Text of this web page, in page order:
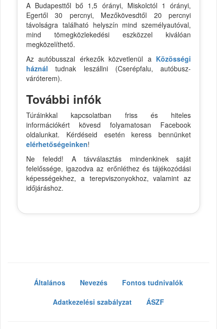
A Budapesttől bő 1,5 órányi, Miskolctól 1 órányi,
Egertől 30 percnyi, Mezőkövesdtől 20 percnyi
távolságra található helyszín mind személyautóval,
mind tömegközlekedési eszközzel kiválóan
megközelíthető.
Az autóbusszal érkezők közvetlenül a Közösségi
háznál tudnak leszállni (Cserépfalu, autóbusz-
váróterem).
További infók
Túráinkkal kapcsolatban friss és hiteles
információkért kövesd folyamatosan Facebook
oldalunkat. Kérdéseid esetén keress bennünket
elérhetőségeinken!
Ne feledd! A távválasztás mindenkinek saját
felelőssége, igazodva az erőnléthez és tájékozódási
képességekhez, a terepviszonyokhoz, valamint az
időjáráshoz.
Általános Nevezés
Fontos tudnivalók
Adatkezelési szabályzat
ÁSZF